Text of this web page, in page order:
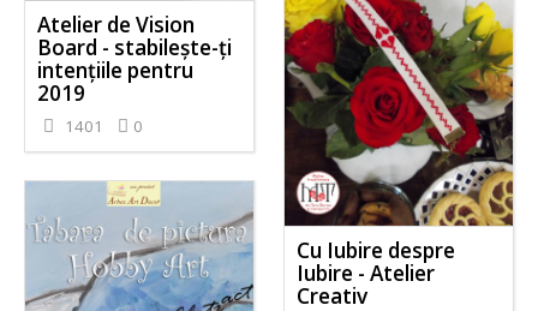
Atelier de Vision
Board - stabileşte-ţi
intenţiile pentru
2019
1401 0
Cu Iubire despre
Iubire - Atelier
Creativ